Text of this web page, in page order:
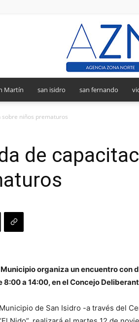
Martín san isidro san fernando
sobre niños prematuros
de
organiza un encuentro con
a 14:00, en el Concejo
de San Isidro -a través del